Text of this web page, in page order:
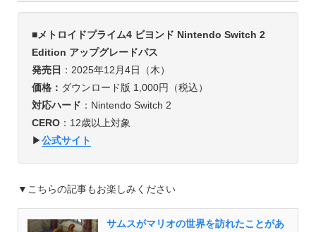
■メトロイドプライム4 ビヨンド Nintendo Switch 2
Edition アップグレードパス
発売日 ：2025年12月4日（木）
価格： ダウンロード版 1,000円（税込）
対応ハード ：Nintendo Switch 2
CERO：12歳以上対象
▶︎公式サイト
▼こちらの記事もお楽しみください
サムスがマリオの世界を訪れたことがあ